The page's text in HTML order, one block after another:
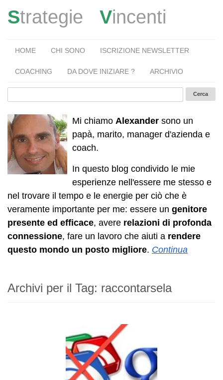
Strategie Vincenti
HOME CHI SONO ISCRIZIONE NEWSLETTER
COACHING DA DOVE INIZIARE ? ARCHIVIO
Mi chiamo Alexander sono un
papà, marito, manager d'azienda e
coach.
In questo blog condivido le mie
esperienze nell'essere me stesso e
nel trovare il tempo e le energie per ciò che è
veramente importante per me: essere un genitore
presente ed efficace, avere relazioni di profonda
connessione, fare un lavoro che aiuti a rendere
questo mondo un posto migliore. Continua
Archivi per il Tag: raccontarsela